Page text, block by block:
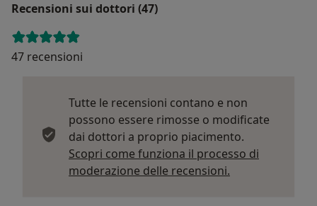
Recensioni sui dottori (47)
47 recensioni
Tutte le recensioni contano e non
possono essere rimosse o modificate
dai dottori a proprio piacimento.
Scopri come funziona il processo di
moderazione delle recensioni.